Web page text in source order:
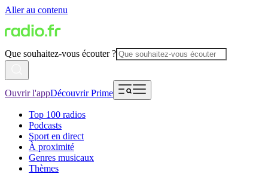
Aller au contenu
Que souhaitez-vous écouter ?
Ouvrir l'appDécouvrir Prime
Top 100 radios
Podcasts
Sport en direct
À proximité
Genres musicaux
Thèmes